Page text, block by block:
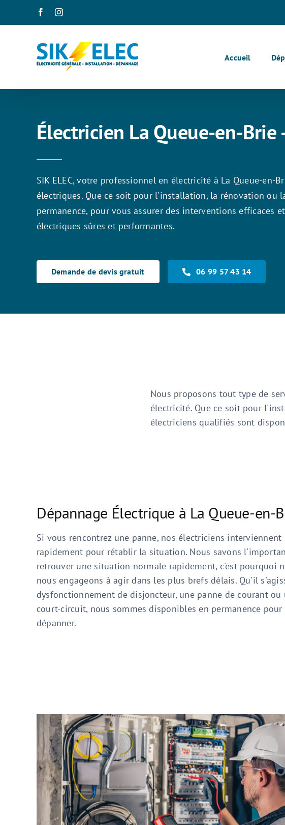
FacebookInstagram
Accueil
Électricien La Queue-en-
SIK ELEC, votre professionnel en électricité à La Queue-
électriques. Que ce soit pour l'installation, la rénovation ou
permanence, pour vous assurer des interventions efficaces
électriques sûres et performantes.
Demande de devis gratuit 06 99 57 43 14
Nous proposons tout type de
électricité. Que ce soit pour
électriciens qualifiés sont
Dépannage Électrique à La Queue-en-
Si vous rencontrez une panne, nos électriciens interviennent
rapidement pour rétablir la situation. Nous savons
retrouver une situation normale rapidement, c'est pourquoi
nous engageons à agir dans les plus brefs délais. Qu'il
dysfonctionnement de disjoncteur, une panne de courant ou
court-circuit, nous sommes disponibles en permanence pour
dépanner.